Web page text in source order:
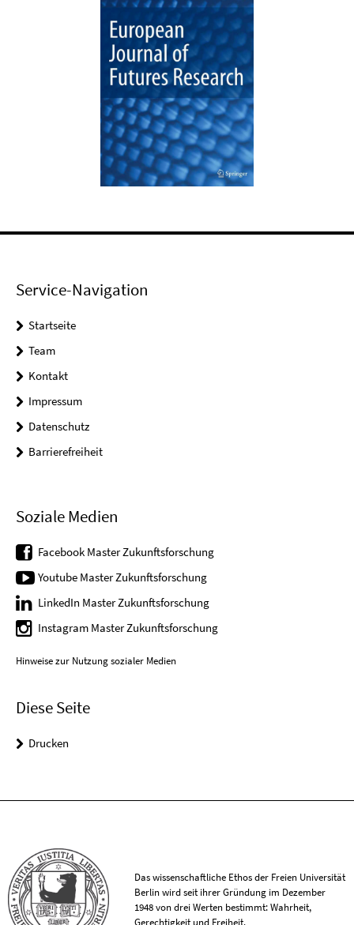
Service-Navigation
Startseite
Team
Kontakt
Impressum
Datenschutz
Barrierefreiheit
Soziale Medien
Facebook Master Zukunftsforschung
Youtube Master Zukunftsforschung
LinkedIn Master Zukunftsforschung
Instagram Master Zukunftsforschung
Hinweise zur Nutzung sozialer Medien
Diese Seite
Drucken
Das wissenschaftliche Ethos der Freien Universität
Berlin wird seit ihrer Gründung im Dezember
1948 von drei Werten bestimmt: Wahrheit,
Gerechtigkeit und Freiheit.